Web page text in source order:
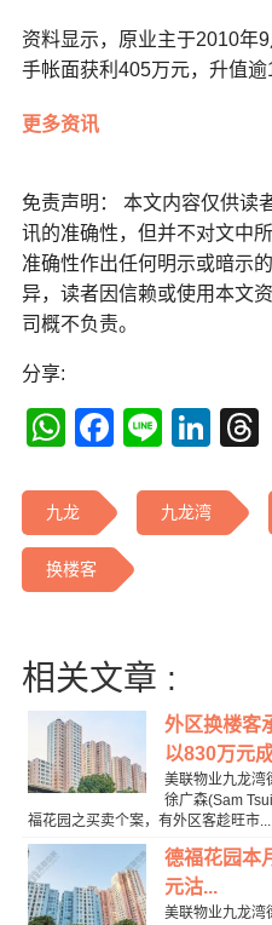
资料显示，原业主于2010年
手帐面获利405万元，升值逾
更多资讯
免责声明： 本文内容仅供读
讯的准确性，但并不对文中
准确性作出任何明示或暗示
异，读者因信赖或使用本文
司概不负责。
分享:
WhatsApp
Line
九龙 九龙湾
换楼客
相关文章 :
外区换楼客
以830万元
美联物业九龙湾
徐广森(Sam
福花园之买卖个案，有外区客趁旺市...
德福花园本
元沽...
美联物业九龙湾